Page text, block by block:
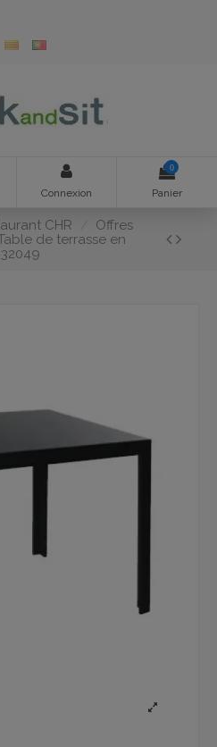
Connexion
0
Panier
CHR
Offres
de terrasse en